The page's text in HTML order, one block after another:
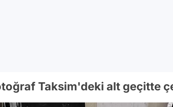
Taksim'deki alt geçitte